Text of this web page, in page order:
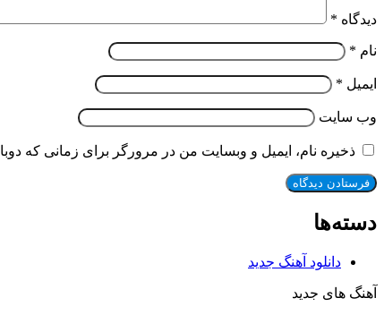
دیدگاه *
نام *
ایمیل *
وب‌ سایت
ذخیره نام، ایمیل و وبسایت من در مرورگر برای زمانی که
دسته‌ها
دانلود آهنگ جدید
آهنگ های جدید